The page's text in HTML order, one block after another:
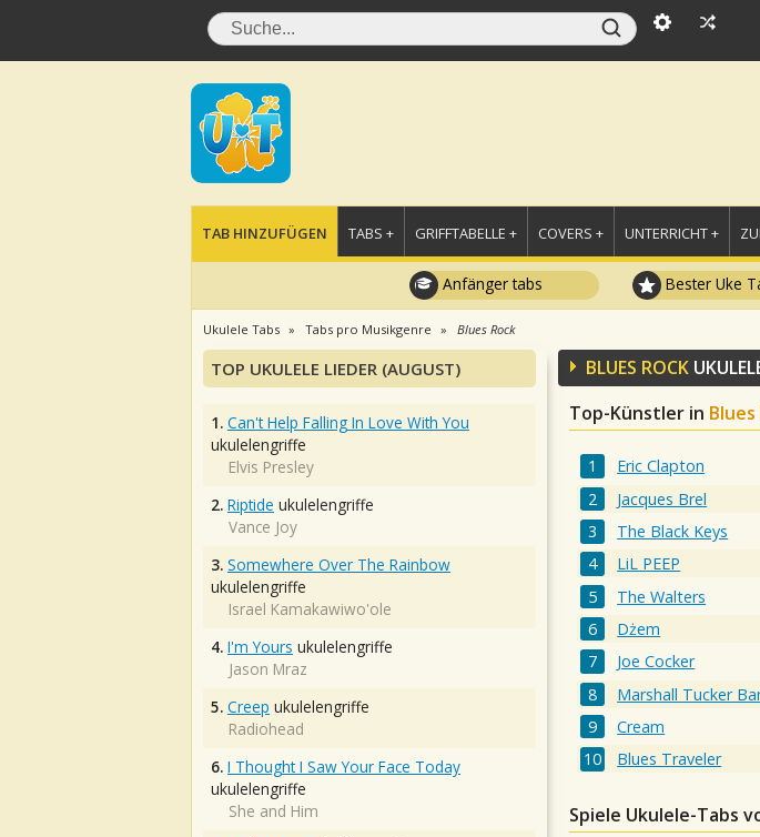
TAB HINZUFÜGEN TABS + GRIFFTABELLE + COVERS + UNTERRICHT +
Anfänger tabs Bester Uke
Ukulele Tabs Tabs pro Musikgenre Blues Rock
BLUES ROCK
Top-Künstler in Blues
Eric Clapton
Jacques Brel
The Black Keys
LiL PEEP
The Walters
Dżem
Joe Cocker
Marshall Tucker
Cream
Blues Traveler
Spiele Ukulele-Tabs
TOP UKULELE LIEDER (AUGUST)
1. Can't Help Falling In Love With You
ukulelengriffe
Elvis Presley
2. Riptide ukulelengriffe
Vance Joy
3. Somewhere Over The Rainbow
ukulelengriffe
Israel Kamakawiwo'ole
4. I'm Yours ukulelengriffe
Jason Mraz
5. Creep ukulelengriffe
Radiohead
6. I Thought I Saw Your Face Today
ukulelengriffe
She and Him